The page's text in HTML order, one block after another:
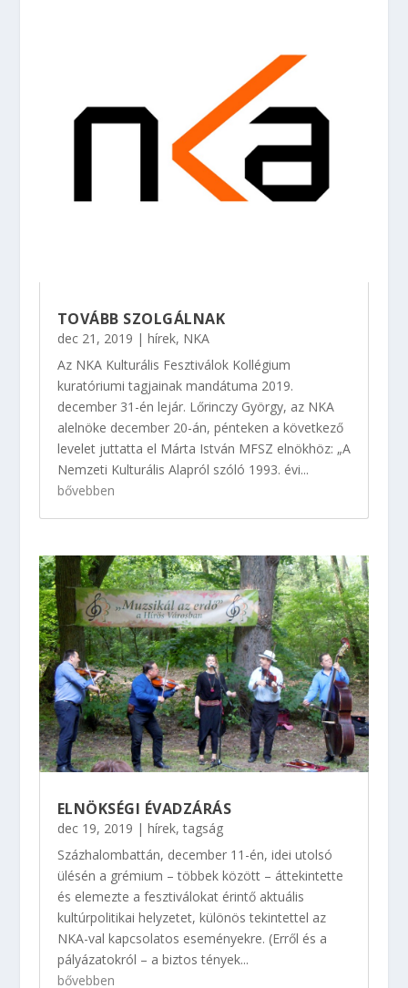
TOVÁBB SZOLGÁLNAK
dec 21, 2019 | hírek, NKA
Az NKA Kulturális Fesztiválok Kollégium
kuratóriumi tagjainak mandátuma 2019.
december 31-én lejár. Lőrinczy György, az NKA
alelnöke december 20-án, pénteken a következő
levelet juttatta el Márta István MFSZ elnökhöz: „A
Nemzeti Kulturális Alapról szóló 1993. évi...
bővebben
ELNÖKSÉGI ÉVADZÁRÁS
dec 19, 2019 | hírek,tagság
Százhalombattán, december 11-én, idei utolsó
ülésén a grémium – többek között – áttekintette
és elemezte a fesztiválokat érintő aktuális
kultúrpolitikai helyzetet, különös tekintettel az
NKA-val kapcsolatos eseményekre. (Erről és a
pályázatokról – a biztos tények...
bővebben